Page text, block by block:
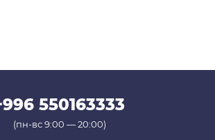
550163333
(пн-вс 9:00 — 20:00)